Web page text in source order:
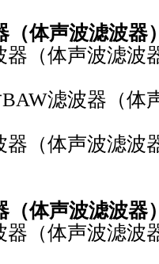
（体声波滤波器
（体声波滤波
滤波器（体
（体声波滤波
（体声波滤波器
（体声波滤波